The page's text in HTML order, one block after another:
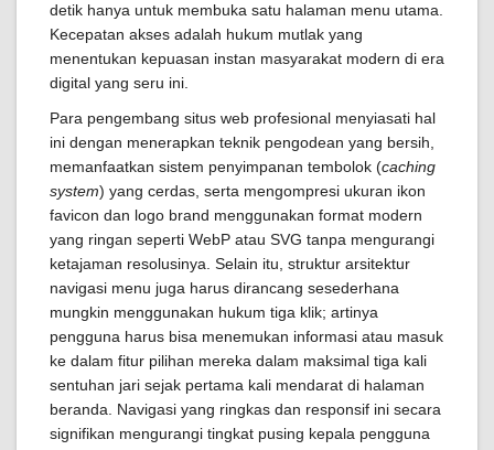
detik hanya untuk membuka satu halaman menu utama.
Kecepatan akses adalah hukum mutlak yang
menentukan kepuasan instan masyarakat modern di era
digital yang seru ini.
Para pengembang situs web profesional menyiasati hal
ini dengan menerapkan teknik pengodean yang bersih,
memanfaatkan sistem penyimpanan tembolok (caching
system) yang cerdas, serta mengompresi ukuran ikon
favicon dan logo brand menggunakan format modern
yang ringan seperti WebP atau SVG tanpa mengurangi
ketajaman resolusinya. Selain itu, struktur arsitektur
navigasi menu juga harus dirancang sesederhana
mungkin menggunakan hukum tiga klik; artinya
pengguna harus bisa menemukan informasi atau masuk
ke dalam fitur pilihan mereka dalam maksimal tiga kali
sentuhan jari sejak pertama kali mendarat di halaman
beranda. Navigasi yang ringkas dan responsif ini secara
signifikan mengurangi tingkat pusing kepala pengguna